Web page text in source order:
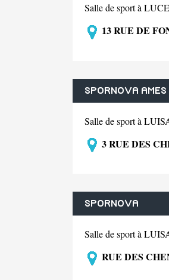
Salle de sport à LUCE
13 RUE DE
SPORNOVA
Salle de sport à
3 RUE DES
SPORNOVA
Salle de sport à
RUE DES